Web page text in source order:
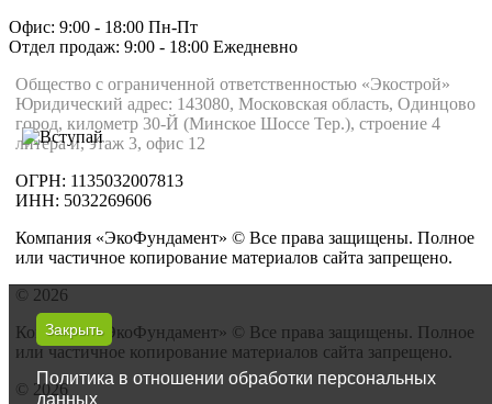
Офис: 9:00 - 18:00 Пн-Пт
Отдел продаж: 9:00 - 18:00 Ежедневно
Общество с ограниченной ответственностью «Экострой»
Юридический адрес: 143080, Московская область, Одинцово
город, километр 30-Й (Минское Шоссе Тер.), строение 4
литера и, этаж 3, офис 12
ОГРН: 1135032007813
ИНН: 5032269606
Компания «ЭкоФундамент» © Все права защищены. Полное
или частичное копирование материалов сайта запрещено.
© 2026
Компания «ЭкоФундамент» © Все права защищены. Полное
или частичное копирование материалов сайта запрещено.
© 2026
Закрыть
Политика в отношении обработки персональных
данных